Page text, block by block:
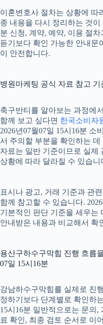
이혼변호사 절차는 상황에 따
종 내용을 다시 정리하는 것이
분 신청, 계약, 예약, 이용 절
듣기보다 확인 가능한 안내문
이 안전합니다.
병원마케팅 공식 자료 참고 기
축구반티를 알아보는 과정에
함께 보고 싶다면 한국소비자
2026년07월07일 15시16분 소
서 주의할 부분을 확인하는
자료는 일반 기준이므로 실제
상황에 따라 달라질 수 있습니
표시나 광고, 거래 기준과 관
함께 참고할 수 있습니다.
기본적인 판단 기준을 세우는
안내받은 내용과 비교해서 확
용산구하수구막힘 진행 흐름
07일 15시16분
강남하수구막힘를 실제로 진
정하기보다 단계별로 확인하
15시16분 일반적으로는 문의,
료 확인, 최종 검토 순서로 이